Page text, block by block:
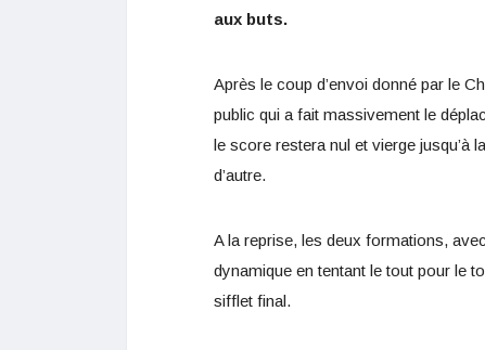
aux buts.
Après le coup d’envoi donné par le
public qui a fait massivement le
le score restera nul et vierge jusqu’à
d’autre.
A la reprise, les deux formations,
dynamique en tentant le tout pour le
sifflet final.